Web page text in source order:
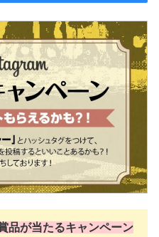
品が当たるキャンペーン